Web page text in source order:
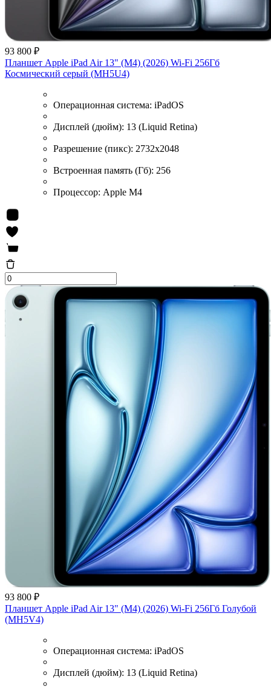
93 800 ₽
Планшет Apple iPad Air 13" (M4) (2026) Wi-Fi 256Гб
Космический серый (MH5U4)
Операционная система: iPadOS
Дисплей (дюйм): 13 (Liquid Retina)
Разрешение (пикс): 2732x2048
Встроенная память (Гб): 256
Процессор: Apple M4
93 800 ₽
Планшет Apple iPad Air 13" (M4) (2026) Wi-Fi 256Гб Голубой
(MH5V4)
Операционная система: iPadOS
Дисплей (дюйм): 13 (Liquid Retina)